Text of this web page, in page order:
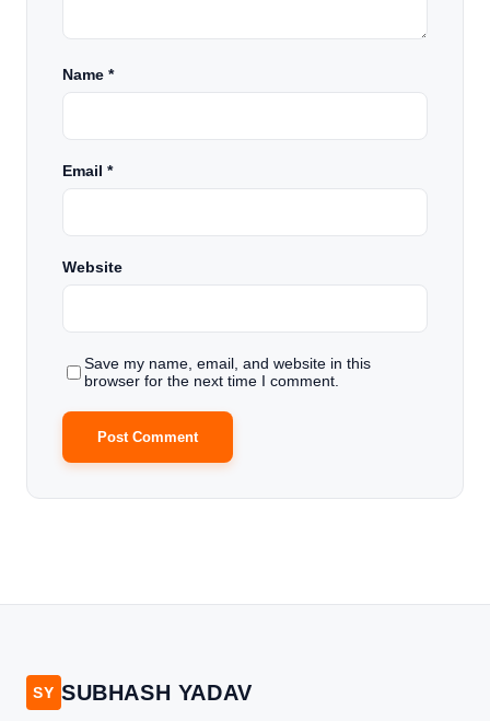
Name *
Email *
Website
Save my name, email, and website in this
browser for the next time I comment.
SY SUBHASH YADAV